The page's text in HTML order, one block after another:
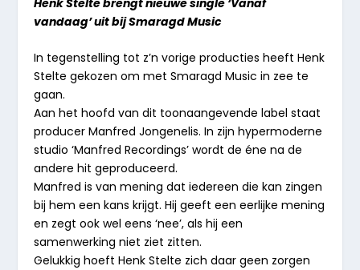
vandaag’ uit bij Smaragd Music
In tegenstelling tot z’n vorige producties heeft Henk
Stelte gekozen om met Smaragd Music in zee te
gaan.
Aan het hoofd van dit toonaangevende label staat
producer Manfred Jongenelis. In zijn hypermoderne
studio ‘Manfred Recordings’ wordt de éne na de
andere hit geproduceerd.
Manfred is van mening dat iedereen die kan zingen
bij hem een kans krijgt. Hij geeft een eerlijke mening
en zegt ook wel eens ‘nee’, als hij een
samenwerking niet ziet zitten.
Gelukkig hoeft Henk Stelte zich daar geen zorgen